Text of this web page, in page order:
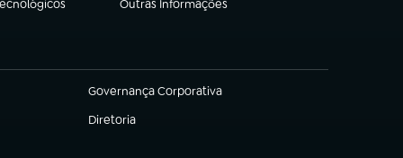
Outras Informações
(abre em nova aba)
Governança Corporativa
(abre em nova aba)
Diretoria
(abre em nova aba)